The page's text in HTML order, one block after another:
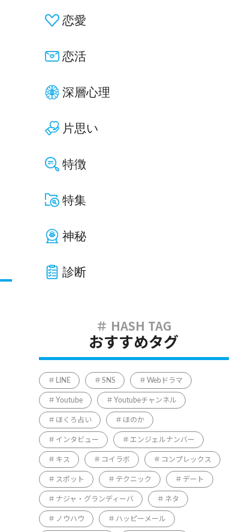
恋愛
恋活
深層心理
片思い
特徴
特集
神秘
診断
おすすめタグ
LINE SNS Webドラマ
Youtube Youtubeチャンネル
ほくろ占い ほのか
インタビュー エンジェルナンバー
キス コイラボ コンプレックス
スポット テクニック デート
ナジャ・グランディーバ ネタ
ノウハウ ハッピーメール